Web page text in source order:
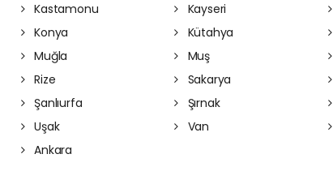
Kastamonu Kayseri
Konya Kütahya
Muğla Muş
Rize Sakarya
Şanlıurfa Şırnak
Uşak Van
Ankara